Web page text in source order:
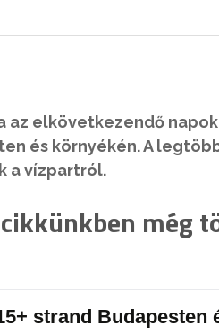
az elkövetkezendő
és környékén. A
a vízpartról.
még
strand Budapesten